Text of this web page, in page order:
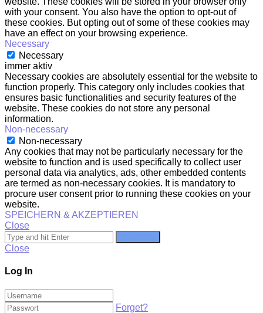
with your consent. You also have the option to opt-out of
these cookies. But opting out of some of these cookies may
have an effect on your browsing experience.
Necessary
Necessary
immer aktiv
Necessary cookies are absolutely essential for the website to
function properly. This category only includes cookies that
ensures basic functionalities and security features of the
website. These cookies do not store any personal
information.
Non-necessary
Non-necessary
Any cookies that may not be particularly necessary for the
website to function and is used specifically to collect user
personal data via analytics, ads, other embedded contents
are termed as non-necessary cookies. It is mandatory to
procure user consent prior to running these cookies on your
website.
SPEICHERN & AKZEPTIEREN
Close
Close
Log In
Forget?